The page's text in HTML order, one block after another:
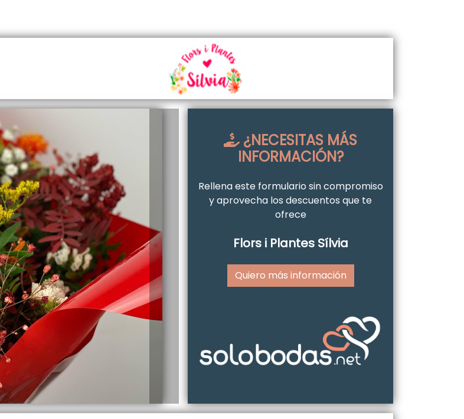
¿NECESITAS MÁS
INFORMACIÓN?
Rellena este formulario sin compromiso
y aprovecha los descuentos que te
ofrece
Flors i Plantes Sílvia
Quiero más información